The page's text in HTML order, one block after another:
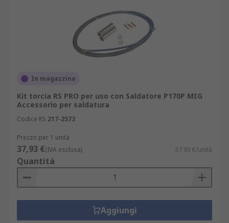
In magazzino
Kit torcia RS PRO per uso con Saldatore P170P MIG
Accessorio per saldatura
Codice RS 217-2573
Prezzo per 1 unità
37,93 €(IVA esclusa) 37,93 €/unità
Quantità
Aggiungi